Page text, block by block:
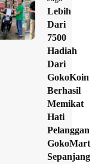
Lebih
Dari
7500
Hadiah
Dari
GokoKoin
Berhasil
Memikat
Hati
Pelanggan
GokoMart
Sepanjang